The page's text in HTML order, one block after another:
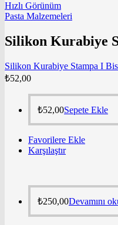
Hızlı Görünüm
Pasta Malzemeleri
Silikon Kurabiye
Silikon Kurabiye Stampa I
₺52,00
₺52,00Sepete Ekle
Favorilere Ekle
Karşılaştır
₺250,00Devamını